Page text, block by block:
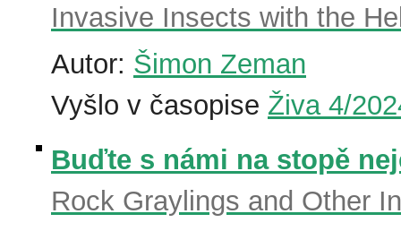
Invasive Insects with the
Autor: Šimon Zeman
Vyšlo v časopise Živa 4/
Buďte s námi na stopě
Rock Graylings and Other